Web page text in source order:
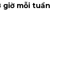
giờ mỗi tuần